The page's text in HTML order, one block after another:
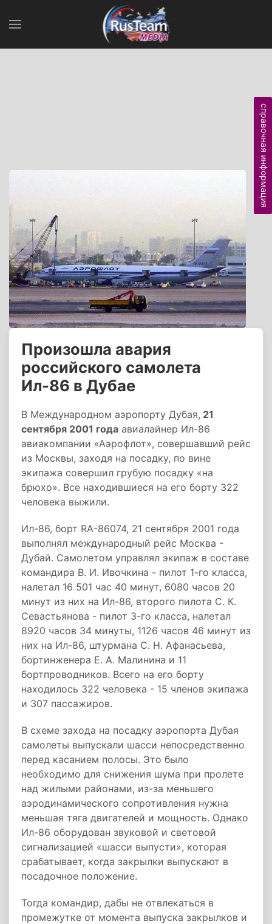
Произошла авария
российского самолета
Ил-86 в Дубае
В Международном аэропорту Дубая, 21
сентября 2001 года авиалайнер Ил-86
авиакомпании «Аэрофлот», совершавший рейс
из Москвы, заходя на посадку, по вине
экипажа совершил грубую посадку «на
брюхо». Все находившиеся на его борту 322
человека выжили.
Ил-86, борт RA-86074, 21 сентября 2001 года
выполнял международный рейс Москва -
Дубай. Самолетом управлял экипаж в составе
командира В. И. Ивочкина - пилот 1-го класса,
налетал 16 501 час 40 минут, 6080 часов 20
минут из них на Ил-86, второго пилота С. К.
Севастьянова - пилот 3-го класса, налетал
8920 часов 34 минуты, 1126 часов 46 минут из
них на Ил-86, штурмана С. Н. Афанасьева,
бортинженера Е. А. Малинина и 11
бортпроводников. Всего на его борту
находилось 322 человека - 15 членов экипажа
и 307 пассажиров.
В схеме захода на посадку аэропорта Дубая
самолеты выпускали шасси непосредственно
перед касанием полосы. Это было
необходимо для снижения шума при пролете
над жилыми районами, из-за меньшего
аэродинамического сопротивления нужна
меньшая тяга двигателей и мощность. Однако
Ил-86 оборудован звуковой и световой
сигнализацией «шасси выпусти», которая
срабатывает, когда закрылки выпускают в
посадочное положение.
Тогда командир, дабы не отвлекаться в
промежутке от момента выпуска закрылков и
справочная информация